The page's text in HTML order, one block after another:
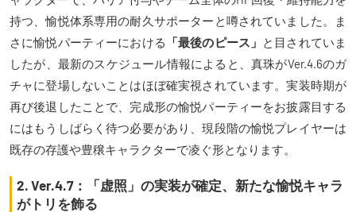
持つ、愉悦体系専用の耐久サポーターと噂されていました。ま
さに愉悦パーティーにおける
「最後のピース」 と目されていま
したが、最新のスケジュール情報によると、真珠がVer.4.6のガ
チャに登場しないことはほぼ確実視されています。実装時期が
再び後退したことで、完成形の愉悦パーティーをお披露目する
にはもうしばらく待つ必要があり、現段階の愉悦プレイヤーは
既存の存護や豊穣キャラクターで凌ぐ形となります。
2. Ver.4.7：「虚照」の実装が確定、新たな愉悦キャラ
がトリを飾る